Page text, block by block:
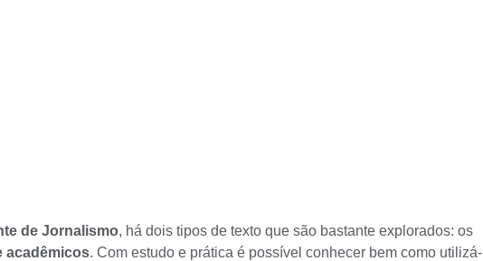
de Jornalismo, há dois tipos de texto que são bastante explorados: os
acadêmicos. Com estudo e prática é possível conhecer bem como utilizá-